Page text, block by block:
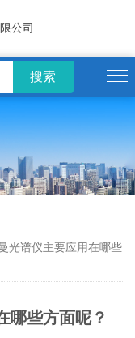
光谱仪主要应用在哪些
哪些方面呢？